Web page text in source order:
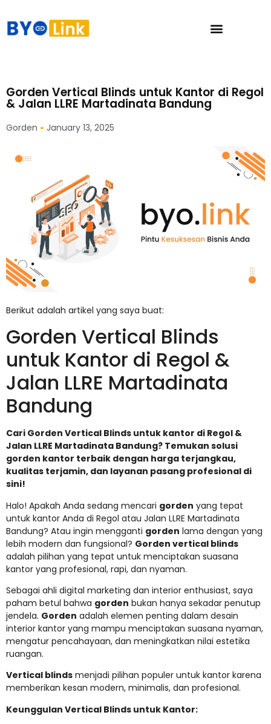
Gorden Vertical Blinds untuk Kantor di Regol
& Jalan LLRE Martadinata Bandung
Gorden January 13, 2025
Berikut adalah artikel yang saya buat:
Gorden Vertical Blinds
untuk Kantor di Regol &
Jalan LLRE Martadinata
Bandung
Cari Gorden Vertical Blinds untuk kantor di Regol &
Jalan LLRE Martadinata Bandung? Temukan solusi
gorden kantor terbaik dengan harga terjangkau,
kualitas terjamin, dan layanan pasang profesional di
sini!
Halo! Apakah Anda sedang mencari gorden yang tepat
untuk kantor Anda di Regol atau Jalan LLRE Martadinata
Bandung? Atau ingin mengganti gorden lama dengan yang
lebih modern dan fungsional? Gorden vertical blinds
adalah pilihan yang tepat untuk menciptakan suasana
kantor yang profesional, rapi, dan nyaman.
Sebagai ahli digital marketing dan interior enthusiast, saya
paham betul bahwa gorden bukan hanya sekadar penutup
jendela. Gorden adalah elemen penting dalam desain
interior kantor yang mampu menciptakan suasana nyaman,
mengatur pencahayaan, dan meningkatkan nilai estetika
ruangan.
Vertical blinds menjadi pilihan populer untuk kantor karena
memberikan kesan modern, minimalis, dan profesional.
Keunggulan Vertical Blinds untuk Kantor: